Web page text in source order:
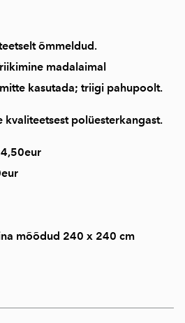
õmmeldud.
madalaimal
kasutada; triigi pahupoolt.
kvaliteetsest polüesterkangast.
mõõdud 240 x 240 cm